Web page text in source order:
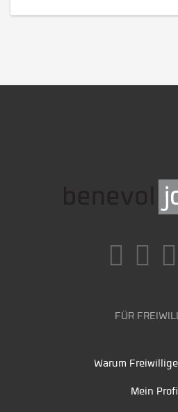
FÜR
Warum
Mein